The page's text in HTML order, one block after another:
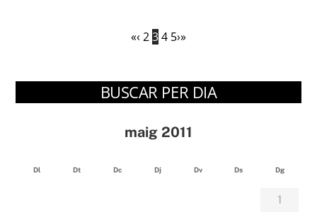
«‹ 234 5›»
BUSCAR PER DIA
maig 2011
Dl Dt Dc Dj Dv Ds Dg
1